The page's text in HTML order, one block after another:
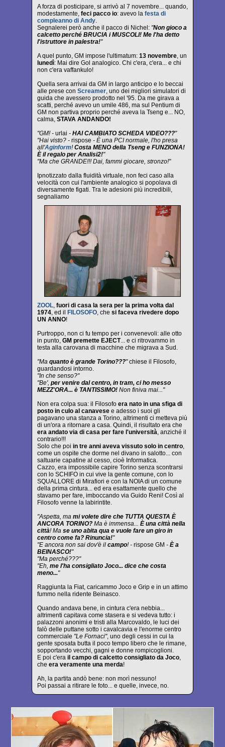
A forza di posticipare, si arrivò al 7 novembre... quando,
modestamente, feci pacco io: avevo la festa di
compleanno di Andy.
Segnalerei però anche il pacco di Nichel: "Non gioco a
calcetto perché BRUCIA i MUSCOLI! Me l'ha detto
l'istruttore in palestra!"
A quel punto, GM impose l'ultimatum: 13 novembre, un
lunedì: Mai dire Gol analogico. Chi c'era, c'era... e chi
non c'era vaffankulo!
Quella sera arrivai da GM in largo anticipo e lo beccai
alle prese con Screamer, uno dei migliori simulatori di
guida che avessero prodotto nel '95. Da me girava a
scatti, perché avevo un umile 486, ma sul Pentium di
GM non partiva proprio perché aveva la Tseng e... NO,
calma, STAVA ANDANDO!
"GM! - urlai - HAI CAMBIATO SCHEDA VIDEO???"
"Hai visto? - rispose - È una PCI normale, l'ho presa
all'Aginform!Costa MENO della Tseng e FUNZIONA!
È il regalo per Analisi2!"
"Ma che GRANDE!!! Dai, fammi giocare, stronzo!"
Ipnotizzato dalla fluidità virtuale, non feci caso alla
velocità con cui l'ambiente analogico si popolava di
diversamente figati. Tra le adesioni più incredibili,
segnaliamo
ZOOL, fuori di casa la sera per la prima volta dal
1974, ed il FILOSOFO, che si faceva rivedere dopo
UN ANNO!
Purtroppo, non ci fu tempo per i convenevoli: alle otto
in punto, GM premette EJECT... e ci ritrovammo in
testa alla carovana di macchine che migrava a Sud.
"Ma quanto è grande Torino???"chiese il Filosofo,
guardandosi intorno.
"In che senso?"
"Be', per venire dal centro, in tram, ci ho messo
MEZZ'ORA... è TANTISSIMO! Non finiva mai..."
Non era colpa sua: il Filosofo era nato in una sfiga di
posto in culo al canavese e adesso i suoi gli
pagavano una stanza a Torino, altrimenti ci metteva più
di un'ora a ritornare a casa. Quindi, il risultato era che
era andato via di casa per fare l'università, anziché il
contrario!!!
Solo che poi in tre anni aveva vissuto solo in centro,
come un ospite che dorme nel divano in salotto... con
saltuarie capatine al cesso, cioè Informatica.
Cazzo, era impossibile capire Torino senza scontrarsi
con lo SCHIFO in cui vive la gente comune, con lo
SQUALLORE di Mirafiori e con la NOIA di un comune
della prima cintura... ed era esattamente quello che
stavamo per fare, imboccando via Guido Reni! Così al
Filosofo venne la labirintite.
"Aspetta, ma mi volete dire che TUTTA QUESTA È
ANCORA TORINO? Ma è immensa... È una città nella
città! Ma se uno abita qua e vuole fare un giro in
centro come fa? Rinuncia!"
"E ancora non sai dov'è il campo! - rispose GM - È a
BEINASCO!"
"Ma perché???"
"Eh, me l'ha consigliato Joco... dice che costa
meno..."
Raggiunta la Fiat, caricammo Joco e Grip e in un attimo
fummo nella ridente Beinasco.
Quando andava bene, in cintura c'era nebbia...
altrimenti capitava come stasera e si vedeva tutto: i
palazzoni anonimi e tristi alla Marcovaldo, le luci dei
falò delle puttane sotto i cavalcavia e l'enorme centro
commerciale "Le Fornaci", uno degli cessi in cui la
gente sposata butta il poco tempo libero che le rimane,
sopportando vecchi, gagni e donne rompicoglioni.
E poi c'era il campo di calcetto consigliato da Joco,
che era veramente una merda!
Ah, la partita andò bene: non morì nessuno!
Poi passai a ritirare le foto... e quelle, invece, no.